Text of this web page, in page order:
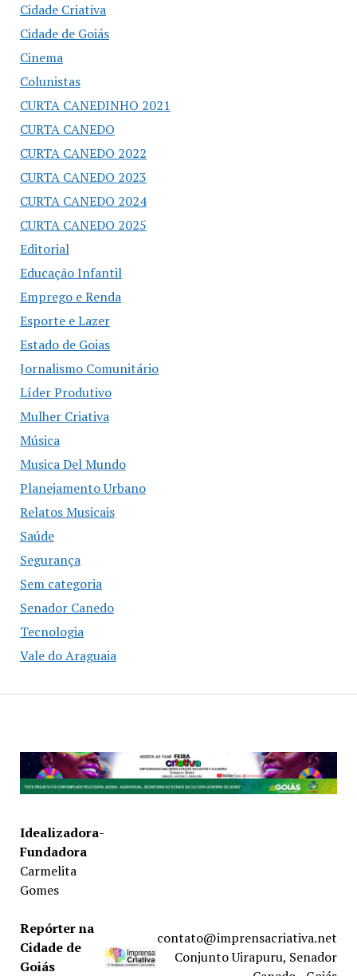
Cidade Criativa
Cidade de Goiás
Cinema
Colunistas
CURTA CANEDINHO 2021
CURTA CANEDO
CURTA CANEDO 2022
CURTA CANEDO 2023
CURTA CANEDO 2024
CURTA CANEDO 2025
Editorial
Educação Infantil
Emprego e Renda
Esporte e Lazer
Estado de Goias
Jornalismo Comunitário
Líder Produtivo
Mulher Criativa
Música
Musica Del Mundo
Planejamento Urbano
Relatos Musicais
Saúde
Segurança
Sem categoria
Senador Canedo
Tecnologia
Vale do Araguaia
Idealizadora-
Fundadora
Carmelita
Gomes
Repórter na
Cidade de
Goiás
contato@imprensacriativa.net
Conjunto Uirapuru, Senador